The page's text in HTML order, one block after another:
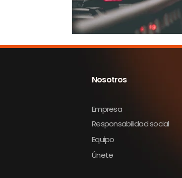
Nosotros
Únete
Responsabilidad social
Equipo
Empresa